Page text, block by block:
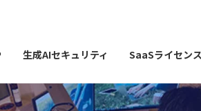
生成AIセキュリティ SaaSライセン